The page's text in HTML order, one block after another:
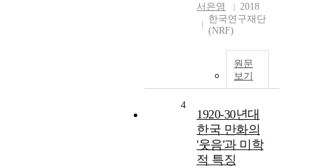
서은영
2018
한국연구재단
(NRF)
원문
보기
4
1920-30년대
한국 만화의
'웃음'과 미학
적 특징